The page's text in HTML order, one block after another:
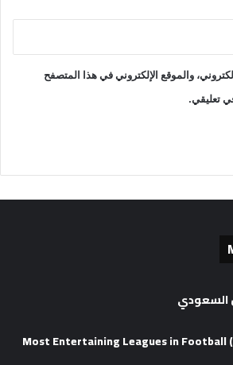
والموقع الإلكتروني في هذا المتصفح
تعليقي.
السعودي
2026 Most Entertaining Leagues in